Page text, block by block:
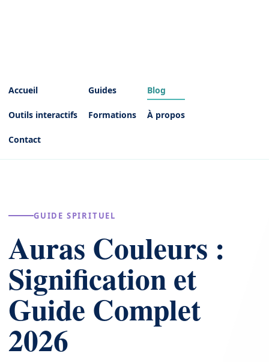
Accueil Guides Blog
Outils interactifs Formations À propos
Contact
GUIDE SPIRITUEL
Auras Couleurs :
Signification et
Guide Complet
2026